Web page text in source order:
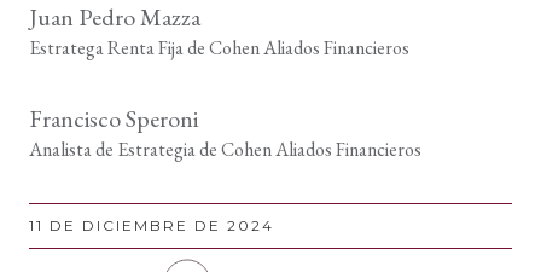
Juan Pedro Mazza
Estratega Renta Fija de Cohen Aliados Financieros
Francisco Speroni
Analista de Estrategia de Cohen Aliados Financieros
11 DE DICIEMBRE DE 2024